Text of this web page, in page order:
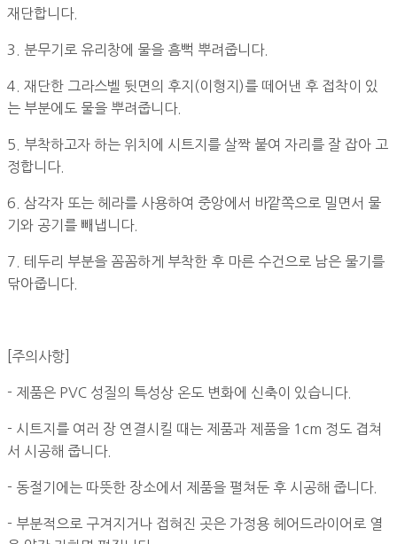
재단합니다.
3. 분무기로 유리창에 물을 흠뻑 뿌려줍니다.
4. 재단한 그라스벨 뒷면의 후지(이형지)를 떼어낸 후 접착이 있
는 부분에도 물을 뿌려줍니다.
5. 부착하고자 하는 위치에 시트지를 살짝 붙여 자리를 잘 잡아 고
정합니다.
6. 삼각자 또는 헤라를 사용하여 중앙에서 바깥쪽으로 밀면서 물
기와 공기를 빼냅니다.
7. 테두리 부분을 꼼꼼하게 부착한 후 마른 수건으로 남은 물기를
닦아줍니다.
[주의사항]
- 제품은 PVC 성질의 특성상 온도 변화에 신축이 있습니다.
- 시트지를 여러 장 연결시킬 때는 제품과 제품을 1cm 정도 겹쳐
서 시공해 줍니다.
- 동절기에는 따뜻한 장소에서 제품을 펼쳐둔 후 시공해 줍니다.
- 부분적으로 구겨지거나 접혀진 곳은 가정용 헤어드라이어로 열